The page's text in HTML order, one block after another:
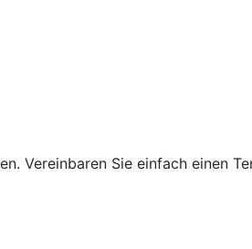
Vereinbaren Sie einfach einen